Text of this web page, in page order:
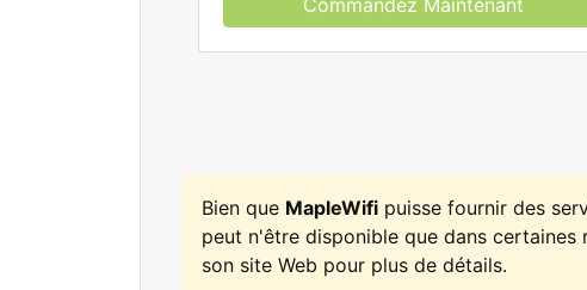
Commandez Maintenant
Bien que MapleWifi puisse fournir des
peut n'être disponible que dans
son site Web pour plus de détails.